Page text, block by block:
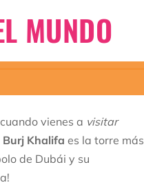
MUNDO
vienes a visitar
Burj Khalifa es la torre más
de Dubái y su